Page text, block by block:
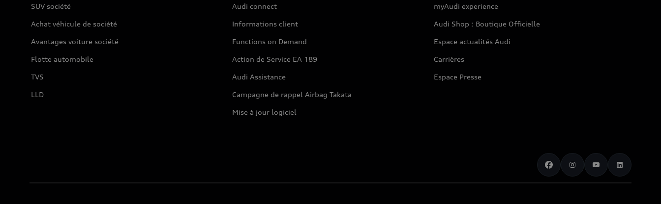
SUV société
Achat véhicule de société
Avantages voiture société
Flotte automobile
TVS
LLD
Audi connect
Informations client
Functions on Demand
Action de Service EA 189
Audi Assistance
Campagne de rappel Airbag Takata
Mise à jour logiciel
myAudi experience
Audi Shop : Boutique Officielle
Espace actualités Audi
Carrières
Espace Presse